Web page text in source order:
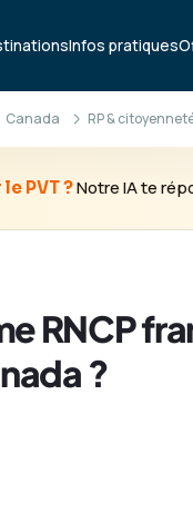
Infos pratiques
Canada RP &
PVT ?Notre IA te
RNCP
?